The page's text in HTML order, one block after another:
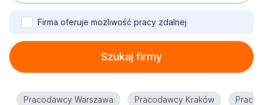
Firma oferuje możliwość pracy zdalnej
Szukaj firmy
Pracodawcy Warszawa Pracodawcy Kraków